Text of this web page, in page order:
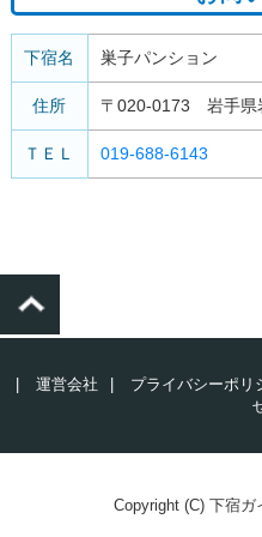
下宿名 巣子パンション
住所 〒020-0173 岩手県
ＴＥＬ 019-688-6143
運営会社 プライバシーポリ
Copyright (C) 下宿ガ